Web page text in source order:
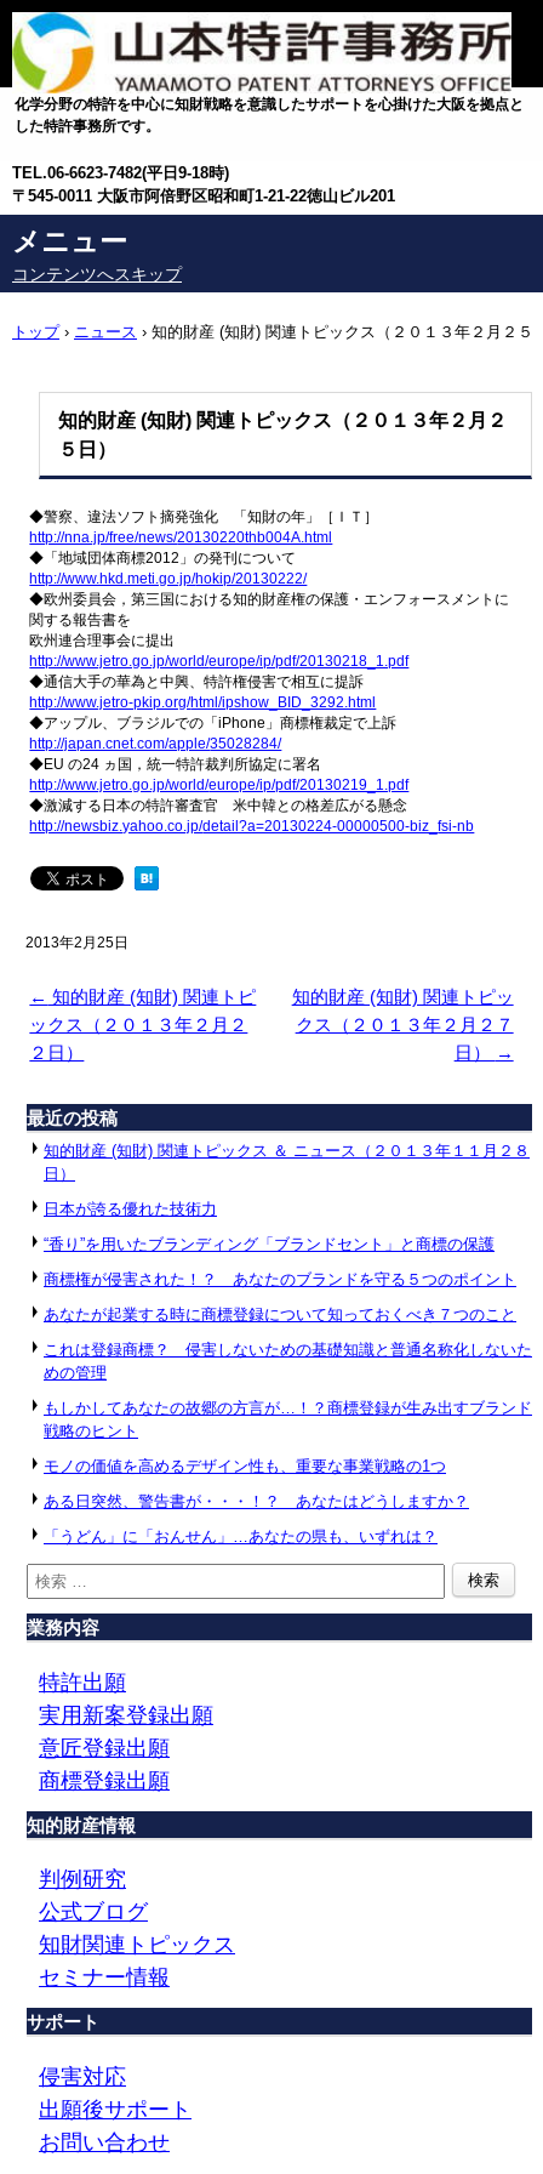
化学分野の特許を中心に知財戦略を意識したサポートを心掛けた大阪を拠点と
した特許事務所です。
TEL.06-6623-7482(平日9-18時)
〒545-0011 大阪市阿倍野区昭和町1-21-22徳山ビル201
メニュー
コンテンツへスキップ
トップ › ニュース › 知的財産 (知財) 関連トピックス（２０１３年２月２５
知的財産 (知財) 関連トピックス（２０１３年２月２
５日）
◆警察、違法ソフト摘発強化 「知財の年」［ＩＴ］
http://nna.jp/free/news/20130220thb004A.html
◆「地域団体商標2012」の発刊について
http://www.hkd.meti.go.jp/hokip/20130222/
◆欧州委員会，第三国における知的財産権の保護・エンフォースメ ントに
関する報告書を
欧州連合理事会に提出
http://www.jetro.go.jp/world/europe/ip/pdf/20130218_1.pdf
◆通信大手の華為と中興、特許権侵害で相互に提訴
http://www.jetro-pkip.org/html/ipshow_BID_3292.html
◆アップル、ブラジルでの「iPhone」商標権裁定で上訴
http://japan.cnet.com/apple/35028284/
◆EU の24 ヵ国，統一特許裁判所協定に署名
http://www.jetro.go.jp/world/europe/ip/pdf/20130219_1.pdf
◆激減する日本の特許審査官 米中韓との格差広がる懸念
http://newsbiz.yahoo.co.jp/detail?a=20130224-00000500-biz_fsi-nb
2013年2月25日
← 知的財産 (知財) 関連トピ
ックス（２０１３年２月２
２日）
知的財産 (知財) 関連トピッ
クス（２０１３年２月２７
日）
→
最近の投稿
知的財産 (知財) 関連トピックス ＆ ニュース（２０１３年１１月２８
日）
日本が誇る優れた技術力
“香り”を用いたブランディング「ブランドセント」と商標の保護
商標権が侵害された！？ あなたのブランドを守る５つのポイント
あなたが起業する時に商標登録について知っておくべき７つのこと
これは登録商標？ 侵害しないための基礎知識と普通名称化しないた
めの管理
もしかしてあなたの故郷の方言が…！？商標登録が生み出すブランド
戦略のヒント
モノの価値を高めるデザイン性も、重要な事業戦略の1つ
ある日突然、警告書が・・・！？ あなたはどうしますか？
「うどん」に「おんせん」…あなたの県も、いずれは？
業務内容
特許出願
実用新案登録出願
意匠登録出願
商標登録出願
知的財産情報
判例研究
公式ブログ
知財関連トピックス
セミナー情報
サポート
侵害対応
出願後サポート
お問い合わせ